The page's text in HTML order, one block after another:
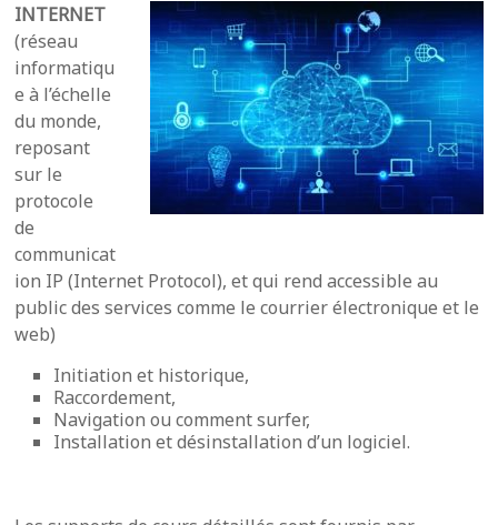
INTERNET
(réseau
informatiqu
e à l’échelle
du monde,
reposant
sur le
protocole
de
communicat
ion IP (Internet Protocol), et qui rend accessible au
public des services comme le courrier électronique et le
web)
Initiation et historique,
Raccordement,
Navigation ou comment surfer,
Installation et désinstallation d’un logiciel.